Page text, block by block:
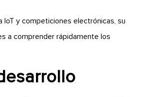
IoT y competiciones electrónicas, su
a comprender rápidamente los